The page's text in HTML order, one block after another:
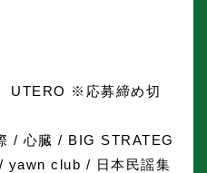
※応募締め切
/ 心臓 / BIG STRATEG
club / 日本民謡集